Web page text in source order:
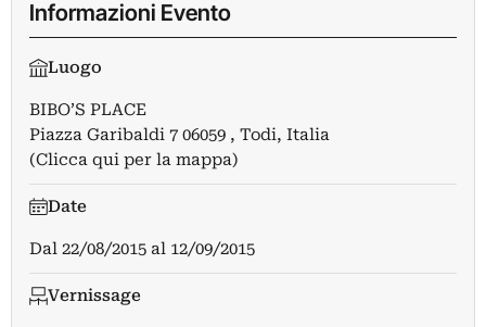
Informazioni Evento
Luogo
BIBO’S PLACE
Piazza Garibaldi 7 06059 , Todi, Italia
(Clicca qui per la mappa)
Date
Dal 22/08/2015 al 12/09/2015
Vernissage